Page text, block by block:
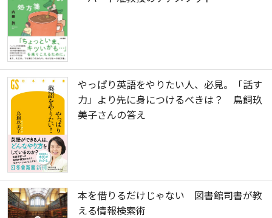
やっぱり英語をやりたい人、必見。「話す
力」より先に身につけるべきは？ 鳥飼玖
美子さんの答え
本を借りるだけじゃない 図書館司書が教
える情報検索術